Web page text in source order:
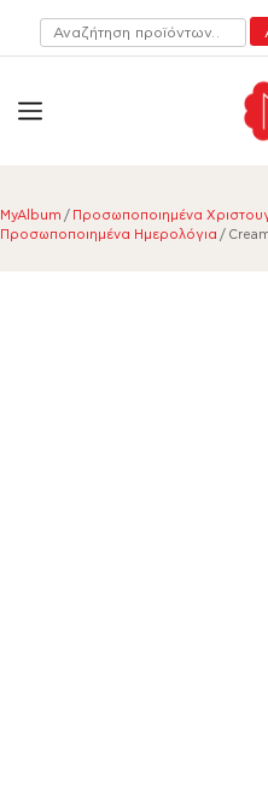
Αναζήτηση
για:
open
MyAlbum / Προσωποποιημένα
Προσωποποιημένα Ημερολόγια /